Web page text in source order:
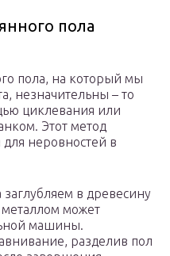
пола
пола, на который мы
незначительны – то
циклевания или
Этот метод
неровностей в
в древесину
металлом может
машины.
разделив пол